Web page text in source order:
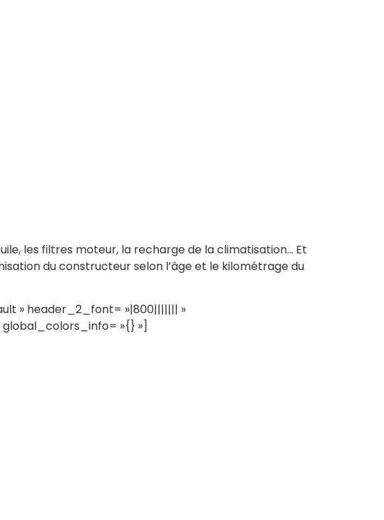
les filtres moteur, la recharge de la climatisation… Et
du constructeur selon l’âge et le kilométrage du
» header_2_font= »|800||||||| »
»{} »]